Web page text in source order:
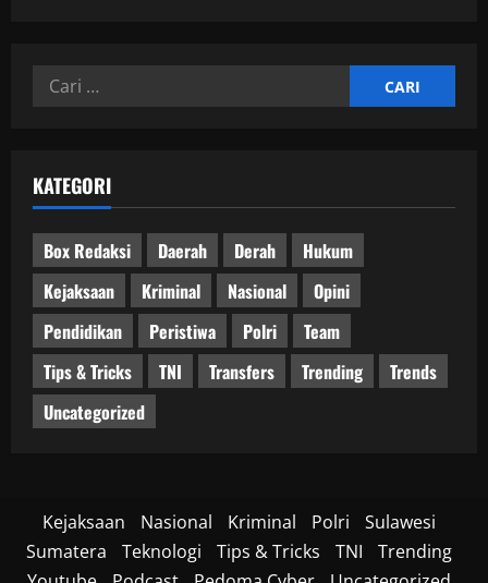
Cari
KATEGORI
Box Redaksi Daerah Derah
Hukum
Kejaksaan
Kriminal Nasional
Opini
Pendidikan
Peristiwa Polri
Team
Tips & Tricks
TNI Transfers Trending
Trends
Uncategorized
Kejaksaan Nasional Kriminal Polri
Sulawesi
Sumatera
Teknologi Tips & Tricks TNI
Trending